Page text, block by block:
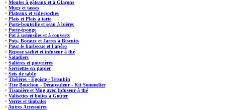
• Moules à gâteaux et à Glaçons
• Mugs et tasses
• Plateaux et vide-poches
• Plats et Plats à tarte
• Porte-bouteille et seau à bières
• Porte-éponge
• Pot à ustensiles et à couverts
• Pots, Bocaux et Jarres à Biscuits
• Pour le barbecue et l'apéro
• Repose sachet et infuseur à thé
• Saladiers
• Salières et poivrières
• Serviettes en papier
• Sets de table
• Théières - Egoiste - Tetsubin
• Tire Bouchon - Décapsuleur - Kit Sommelier
• Tisanière et Mug avec Infuseur à thé
• Valisettes et boites à Goûter
• Verres et timbales
• Autres Accessoires